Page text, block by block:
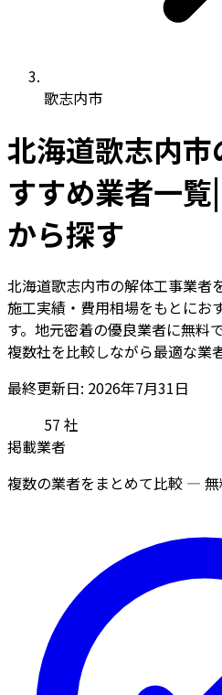
歌志内市
北海道歌志内
すすめ業者一
から探す
北海道歌志内市の解体工事業者
施工実績・費用相場をもとにお
す。地元密着の優良業者に無料
複数社を比較しながら最適な業
最終更新日: 2026年7月31日
57 社
掲載業者
複数の業者をまとめて比較 —